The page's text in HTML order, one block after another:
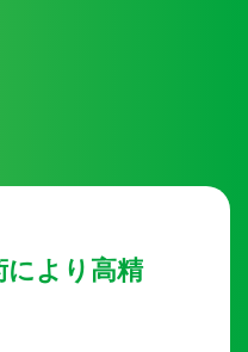
より高精